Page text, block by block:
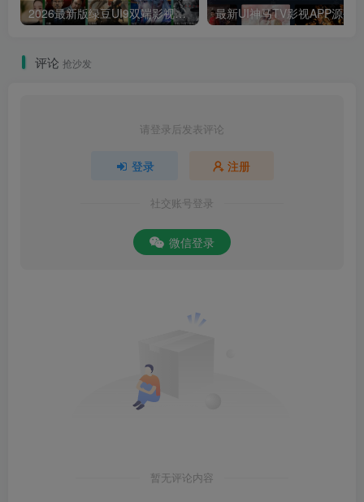
2026最新版绿豆UI9双端影视APP源码
评论 抢沙发
请登录后发表评论
登录 注册
社交账号登录
微信登录
暂无评论内容